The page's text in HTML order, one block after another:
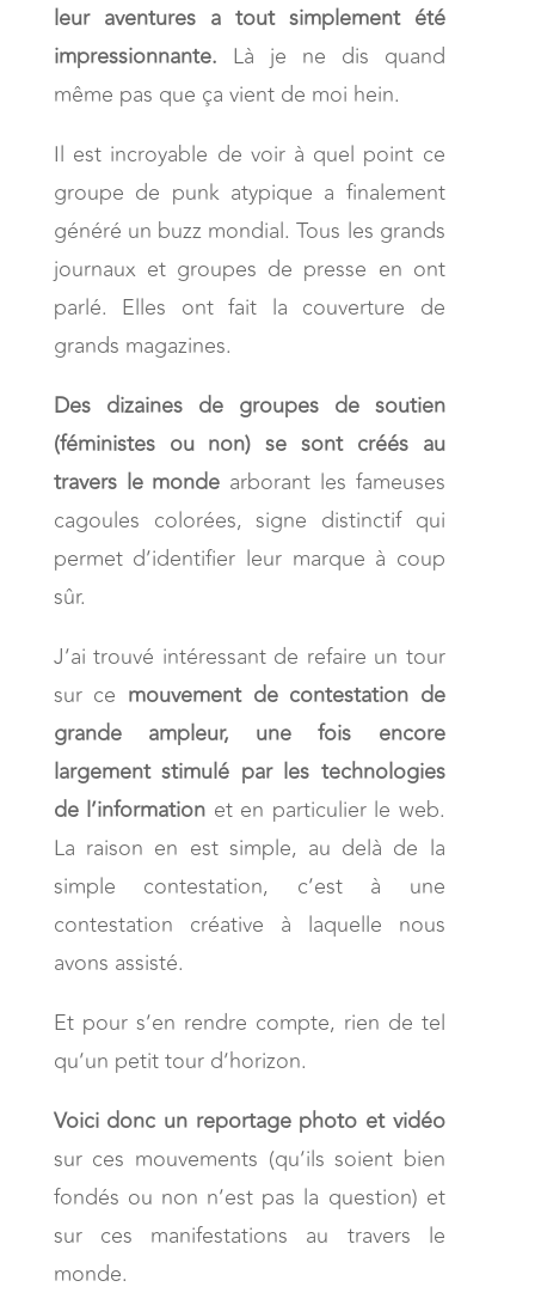
leur aventures a tout simplement été
impressionnante. Là je ne dis quand
même pas que ça vient de moi hein.
Il est incroyable de voir à quel point ce
groupe de punk atypique a finalement
généré un buzz mondial. Tous les grands
journaux et groupes de presse en ont
parlé. Elles ont fait la couverture de
grands magazines.
Des dizaines de groupes de soutien
(féministes ou non) se sont créés au
travers le monde arborant les fameuses
cagoules colorées, signe distinctif qui
permet d’identifier leur marque à coup
sûr.
J’ai trouvé intéressant de refaire un tour
sur ce mouvement de contestation de
grande ampleur, une fois encore
largement stimulé par les technologies
de l’information et en particulier le web.
La raison en est simple, au delà de la
simple contestation, c’est à une
contestation créative à laquelle nous
avons assisté.
Et pour s’en rendre compte, rien de tel
qu’un petit tour d’horizon.
Voici donc un reportage photo et vidéo
sur ces mouvements (qu’ils soient bien
fondés ou non n’est pas la question) et
sur ces manifestations au travers le
monde.